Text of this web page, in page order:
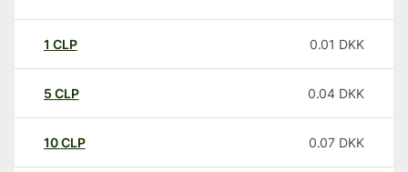
1 CLP 0.01 DKK
5 CLP 0.04 DKK
10CLP 0.07 DKK